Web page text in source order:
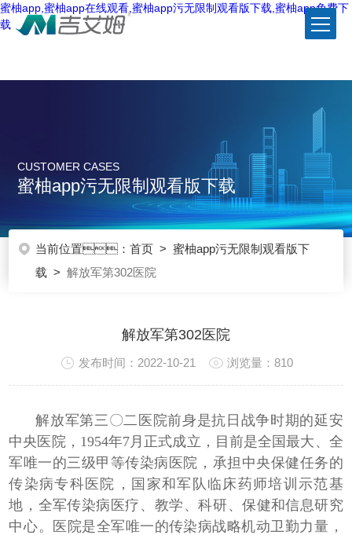
蜜柚app,蜜柚app在线观看,蜜柚app污无限制观看版下载,蜜柚app免费下
载
CUSTOMER CASES
蜜柚app污无限制观看版下载
当前位置：首页 >蜜柚app污无限制观看版下
载 >解放军第302医院
解放军第302医院
发布时间：2022-10-21 浏览量：810
解放军第三〇二医院前身是抗日战争时期的延安
中央医院，1954年7月正式成立，目前是全国最大、全
军唯一的三级甲等传染病医院，承担中央保健任务的
传染病专科医院，国家和军队临床药师培训示范基
地，全军传染病医疗、教学、科研、保健和信息研究
中心。医院是全军唯一的传染病战略机动卫勤力量，